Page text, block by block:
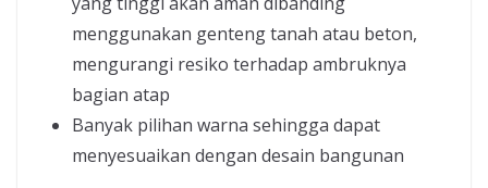
menggunakan genteng tanah atau beton,
mengurangi resiko terhadap ambruknya
bagian atap
Banyak pilihan warna sehingga dapat
menyesuaikan dengan desain bangunan